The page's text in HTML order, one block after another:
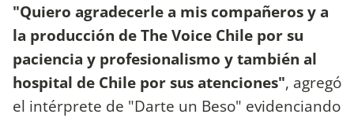
"Quiero agradecerle a mis compañeros y a
la producción de The Voice Chile por su
paciencia y profesionalismo y también al
hospital de Chile por sus atenciones", agregó
el intérprete de "Darte un Beso" evidenciando